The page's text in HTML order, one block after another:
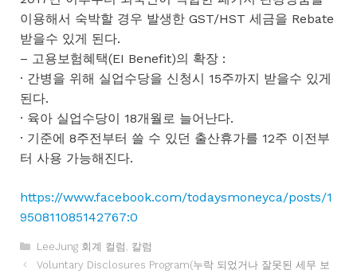
이용해서 숙박할 경우 발생한 GST/HST 세금을 Rebate
받을수 있게 된다.
– 고용보험혜택(EI Benefit)의 확장 :
· 간병을 위해 실업수당을 신청시 15주까지 받을수 있게
된다.
· 육아 실업수당이 18개월로 늘어난다.
· 기준에 8주전부터 쓸 수 있던 출산휴가를 12주 이전부
터 사용 가능해진다.
https://www.facebook.com/todaysmoneyca/posts/1
950811085142767:0
카
테
LeeJung 회계 컬럼
칼럼
Voluntary Disclosures Program(누락 되었거나 잘못된 세무 보